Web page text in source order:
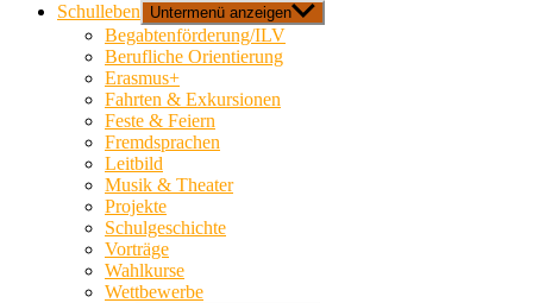
Schulleben
Untermenü anzeigen
Begabtenförderung/ILV
Berufliche Orientierung
Erasmus+
Fahrten & Exkursionen
Feste & Feiern
Fremdsprachen
Leitbild
Musik & Theater
Projekte
Schulgeschichte
Vorträge
Wahlkurse
Wettbewerbe